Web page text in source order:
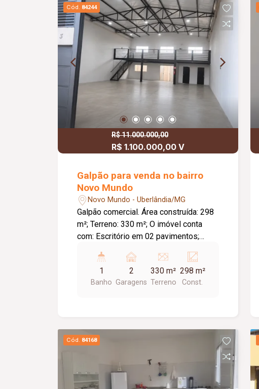
Cód. 84244
R$ 11.000.000,00
R$ 1.100.000,00 V
Galpão para venda no bairro
Novo Mundo
Novo Mundo - Uberlândia/MG
Galpão comercial. Área construída: 298
m²; Terreno: 330 m²; O imóvel conta
com: Escritório em 02 pavimentos;
com altura para entrada de veículos de
grande porte; 02 vagas de
estacionamento; Diferenciais: Fachada
depósitos.
1
Banho
2
Garagens
330 m²
Terreno
298 m²
Const.
Cód. 84168